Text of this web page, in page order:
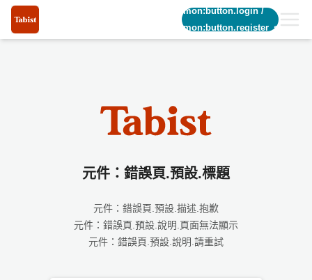
common:button.login/
common:button.register_short
元件：錯誤頁.預設.標題
元件：錯誤頁.預設.描述.抱歉
元件：錯誤頁.預設.說明.頁面無法顯示
元件：錯誤頁.預設.說明.請重試